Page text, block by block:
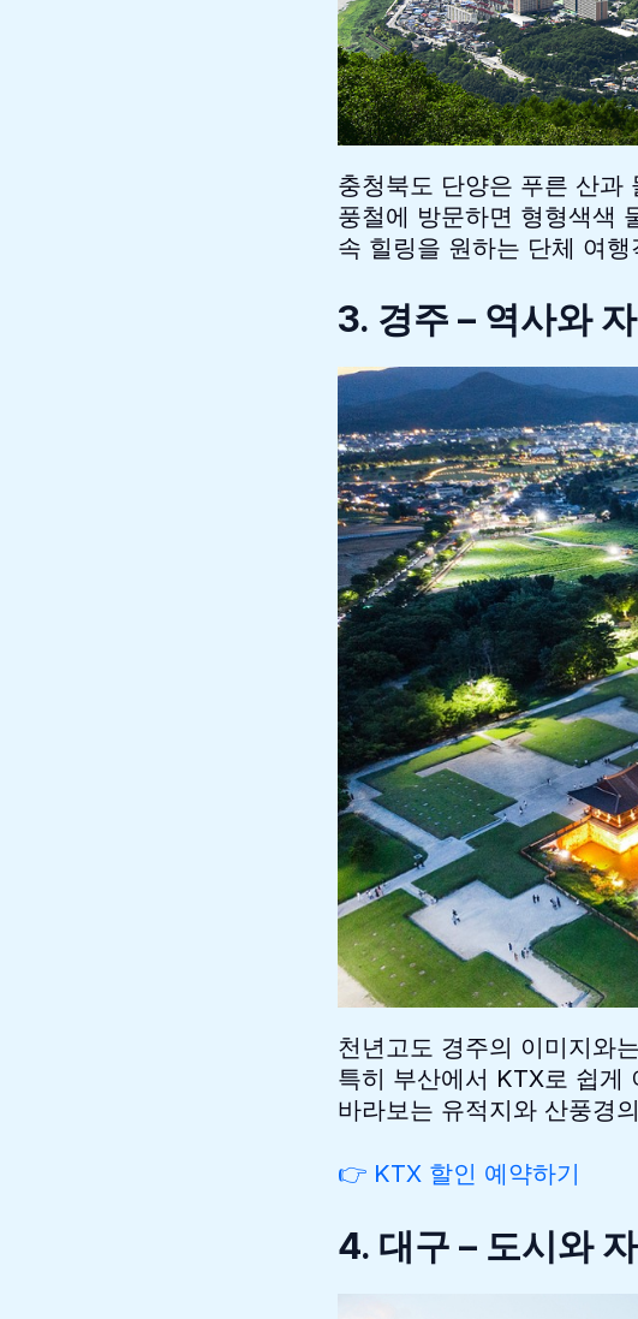
충청북도 단양은 푸른 산과
풍철에 방문하면 형형색색
속 힐링을 원하는 단체 여
3. 경주 – 역사와
천년고도 경주의 이미지와
특히 부산에서 KTX로 쉽게
바라보는 유적지와 산풍경
👉 KTX 할인 예약하기
4. 대구 – 도시와